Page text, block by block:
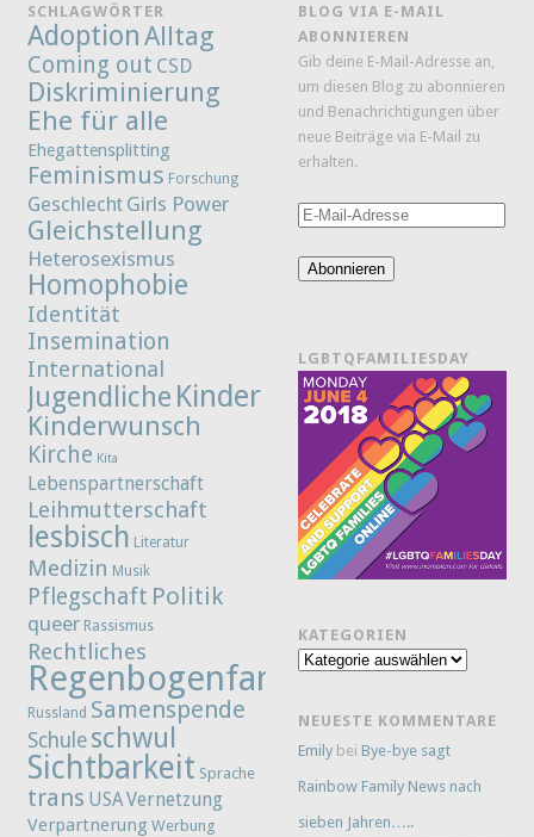
SCHLAGWÖRTER
AdoptionAlltag
Coming out CSD
Diskriminierung
Ehe für alle
Ehegattensplitting
Feminismus Forschung
Geschlecht Girls Power
Gleichstellung
Heterosexismus
Homophobie
Identität
Insemination
International
Jugendliche Kinder
Kinderwunsch
Kirche Kita
Lebenspartnerschaft
Leihmutterschaft
lesbisch Literatur
Medizin Musik
Pflegschaft Politik
queer Rassismus
Rechtliches
Regenbogenfamilie
Russland Samenspende
Schule schwul
Sichtbarkeit Sprache
trans USAVernetzung
Verpartnerung Werbung
BLOG VIA E-MAIL
ABONNIEREN
Gib deine E-Mail-Adresse an,
um diesen Blog zu abonnieren
und Benachrichtigungen über
neue Beiträge via E-Mail zu
erhalten.
E-
Adresse
Abonnieren
LGBTQFAMILIESDAY
KATEGORIEN
Kategorien
NEUESTE KOMMENTARE
Emily bei Bye-bye sagt
Rainbow Family News nach
sieben Jahren…..